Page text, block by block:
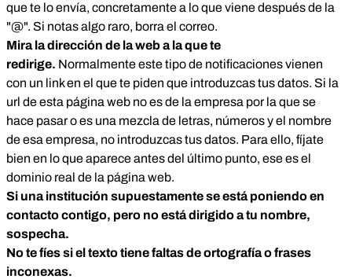
que te lo envía, concretamente a lo que viene después de la
"@". Si notas algo raro, borra el correo.
Mira la dirección de la web a la que te
redirige. Normalmente este tipo de notificaciones vienen
con un link en el que te piden que introduzcas tus datos. Si la
url de esta página web no es de la empresa por la que se
hace pasar o es una mezcla de letras, números y el nombre
de esa empresa, no introduzcas tus datos. Para ello, fíjate
bien en lo que aparece antes del último punto, ese es el
dominio real de la página web.
Si una institución supuestamente se está poniendo en
contacto contigo, pero no está dirigido a tu nombre,
sospecha.
No te fíes si el texto tiene faltas de ortografía o frases
inconexas.